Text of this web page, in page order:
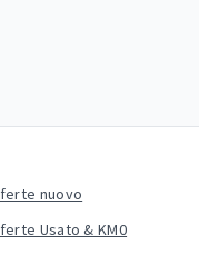
nuovo
Usato & KM0